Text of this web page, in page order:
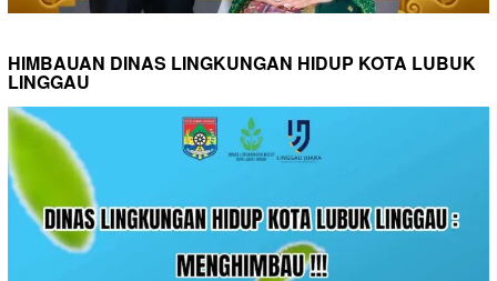
HIMBAUAN DINAS LINGKUNGAN HIDUP KOTA LUBUK
LINGGAU